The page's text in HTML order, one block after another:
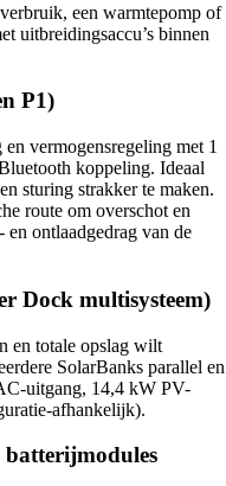
een warmtepomp of
uitbreidingsaccu’s binnen
P1)
vermogensregeling met 1
koppeling. Ideaal
sturing strakker te maken.
route om overschot en
ontlaadgedrag van de
Dock multisysteem)
en totale opslag wilt
SolarBanks parallel en
uitgang, 14,4 kW PV-
afhankelijk).
batterijmodules